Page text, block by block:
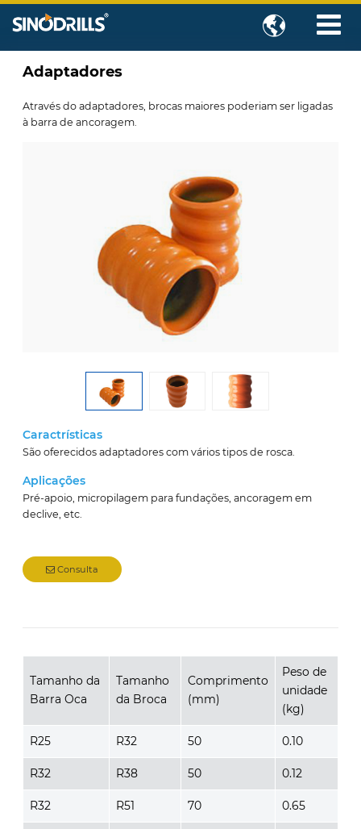

Adaptadores
Através do adaptadores, brocas maiores poderiam ser ligadas
à barra de ancoragem.
Caractrísticas
São oferecidos adaptadores com vários tipos de rosca.
Aplicações
Pré-apoio, micropilagem para fundações, ancoragem em
declive, etc.
Consulta
Tamanho da
Barra Oca
Tamanho
da Broca
Comprimento
(mm)
Peso de
unidade
(kg)
R25 R32 50 0.10
R32 R38 50 0.12
R32 R51 70 0.65